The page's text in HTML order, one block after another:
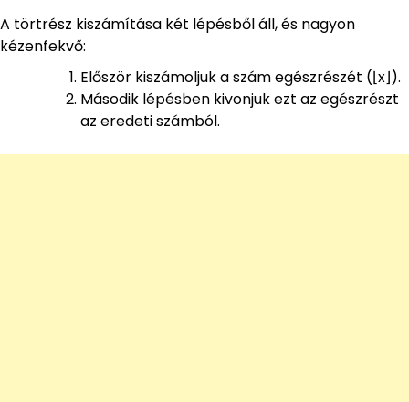
A törtrész kiszámítása két lépésből áll, és nagyon
kézenfekvő:
Először kiszámoljuk a szám egészrészét (⌊x⌋).
Második lépésben kivonjuk ezt az egészrészt
az eredeti számból.